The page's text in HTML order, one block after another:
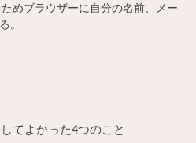
めブラウザーに自分の名前、メー
。
てよかった4つのこと